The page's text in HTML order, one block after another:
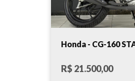
Honda - CG-160
R$ 21.500,00